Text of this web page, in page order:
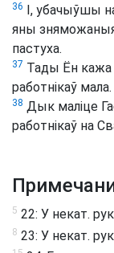
36
І, убачыўшы
яны зняможаныя
пастуха.
37 Тады Ён кажа
работнікаў мала.
38 Дык маліце
работнікаў на
5 22: У некат.
8 23: У некат.